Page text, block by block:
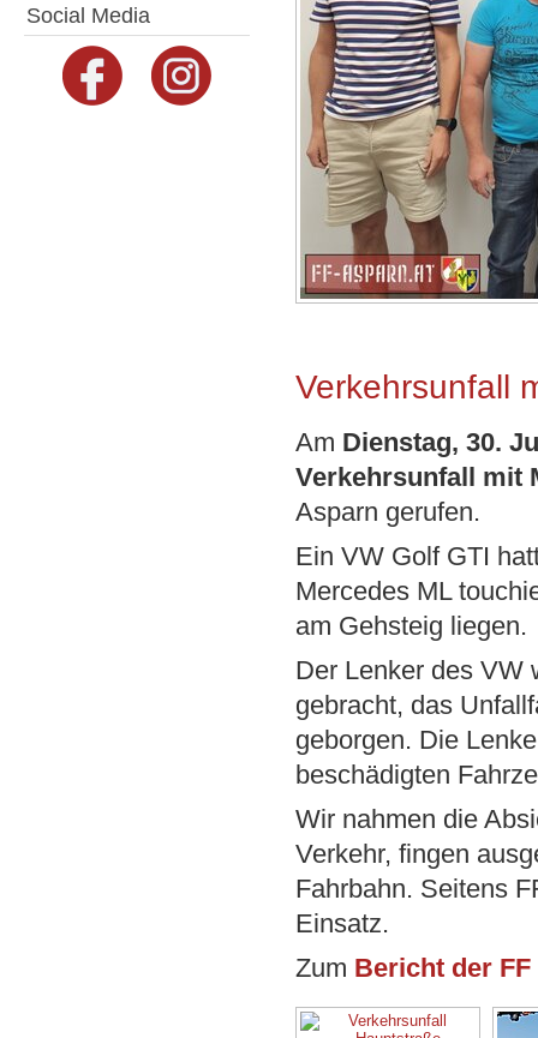
Social Media
Verkehrsunfall
Am Dienstag, 30.
Verkehrsunfall mit
Asparn gerufen.
Ein VW Golf GTI
Mercedes ML
am Gehsteig liegen.
Der Lenker des VW
gebracht, das
geborgen. Die
beschädigten
Wir nahmen die
Verkehr, fingen
Fahrbahn. Seitens
Einsatz.
Zum Bericht der